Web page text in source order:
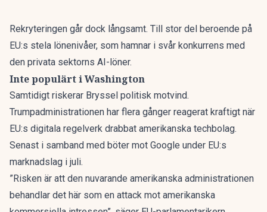
Rekryteringen går dock långsamt. Till stor del beroende på
EU:s stela lönenivåer, som hamnar i svår konkurrens med
den privata sektorns AI-löner.
Inte populärt i Washington
Samtidigt riskerar Bryssel politisk motvind.
Trumpadministrationen har flera gånger reagerat kraftigt när
EU:s digitala regelverk drabbat amerikanska techbolag.
Senast i samband med böter mot Google under EU:s
marknadslag i juli.
”Risken är att den nuvarande amerikanska administrationen
behandlar det här som en attack mot amerikanska